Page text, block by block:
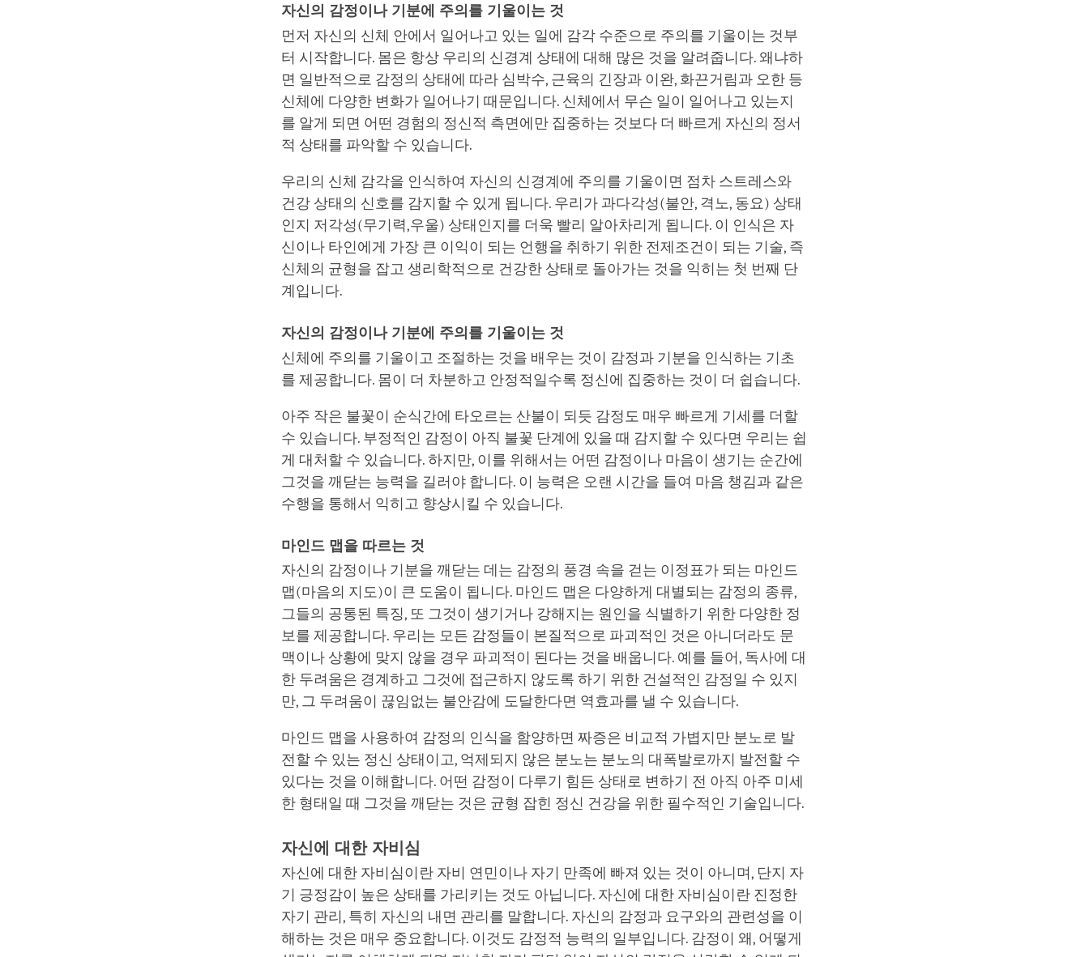
자신의 감정이나 기분에 주의를 기울이는 것
먼저 자신의 신체 안에서 일어나고 있는 일에 감각 수준으로 주의를 기울이는 것부
터 시작합니다. 몸은 항상 우리의 신경계 상태에 대해 많은 것을 알려줍니다. 왜냐하
면 일반적으로 감정의 상태에 따라 심박수, 근육의 긴장과 이완, 화끈거림과 오한 등
신체에 다양한 변화가 일어나기 때문입니다. 신체에서 무슨 일이 일어나고 있는지
를 알게 되면 어떤 경험의 정신적 측면에만 집중하는 것보다 더 빠르게 자신의 정서
적 상태를 파악할 수 있습니다.
우리의 신체 감각을 인식하여 자신의 신경계에 주의를 기울이면 점차 스트레스와
건강 상태의 신호를 감지할 수 있게 됩니다. 우리가 과다각성(불안, 격노, 동요) 상태
인지 저각성(무기력,우울) 상태인지를 더욱 빨리 알아차리게 됩니다. 이 인식은 자
신이나 타인에게 가장 큰 이익이 되는 언행을 취하기 위한 전제조건이 되는 기술, 즉
신체의 균형을 잡고 생리학적으로 건강한 상태로 돌아가는 것을 익히는 첫 번째 단
계입니다.
자신의 감정이나 기분에 주의를 기울이는 것
신체에 주의를 기울이고 조절하는 것을 배우는 것이 감정과 기분을 인식하는 기초
를 제공합니다. 몸이 더 차분하고 안정적일수록 정신에 집중하는 것이 더 쉽습니다.
아주 작은 불꽃이 순식간에 타오르는 산불이 되듯 감정도 매우 빠르게 기세를 더할
수 있습니다. 부정적인 감정이 아직 불꽃 단계에 있을 때 감지할 수 있다면 우리는 쉽
게 대처할 수 있습니다. 하지만, 이를 위해서는 어떤 감정이나 마음이 생기는 순간에
그것을 깨닫는 능력을 길러야 합니다. 이 능력은 오랜 시간을 들여 마음 챙김과 같은
수행을 통해서 익히고 향상시킬 수 있습니다.
마인드 맵을 따르는 것
자신의 감정이나 기분을 깨닫는 데는 감정의 풍경 속을 걷는 이정표가 되는 마인드
맵(마음의 지도)이 큰 도움이 됩니다. 마인드 맵은 다양하게 대별되는 감정의 종류,
그들의 공통된 특징, 또 그것이 생기거나 강해지는 원인을 식별하기 위한 다양한 정
보를 제공합니다. 우리는 모든 감정들이 본질적으로 파괴적인 것은 아니더라도 문
맥이나 상황에 맞지 않을 경우 파괴적이 된다는 것을 배웁니다. 예를 들어, 독사에 대
한 두려움은 경계하고 그것에 접근하지 않도록 하기 위한 건설적인 감정일 수 있지
만, 그 두려움이 끊임없는 불안감에 도달한다면 역효과를 낼 수 있습니다.
마인드 맵을 사용하여 감정의 인식을 함양하면 짜증은 비교적 가볍지만 분노로 발
전할 수 있는 정신 상태이고, 억제되지 않은 분노는 분노의 대폭발로까지 발전할 수
있다는 것을 이해합니다. 어떤 감정이 다루기 힘든 상태로 변하기 전 아직 아주 미세
한 형태일 때 그것을 깨닫는 것은 균형 잡힌 정신 건강을 위한 필수적인 기술입니다.
자신에 대한 자비심
자신에 대한 자비심이란 자비 연민이나 자기 만족에 빠져 있는 것이 아니며, 단지 자
기 긍정감이 높은 상태를 가리키는 것도 아닙니다. 자신에 대한 자비심이란 진정한
자기 관리, 특히 자신의 내면 관리를 말합니다. 자신의 감정과 요구와의 관련성을 이
해하는 것은 매우 중요합니다. 이것도 감정적 능력의 일부입니다. 감정이 왜, 어떻게